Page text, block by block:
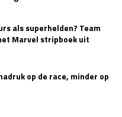
27 - 29 nov
als superhelden? Team
Marvel stripboek uit
op de race, minder op